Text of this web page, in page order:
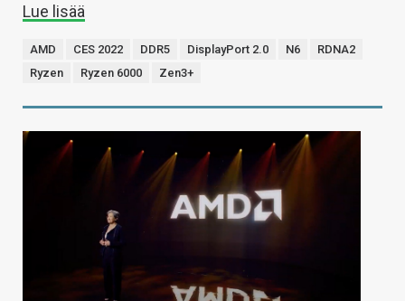
Lue lisää
AMD CES 2022 DDR5 DisplayPort 2.0 N6
RDNA2
Ryzen
Ryzen 6000 Zen3+